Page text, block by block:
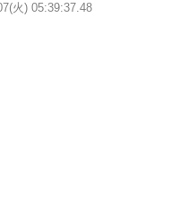
火) 05:39:37.48